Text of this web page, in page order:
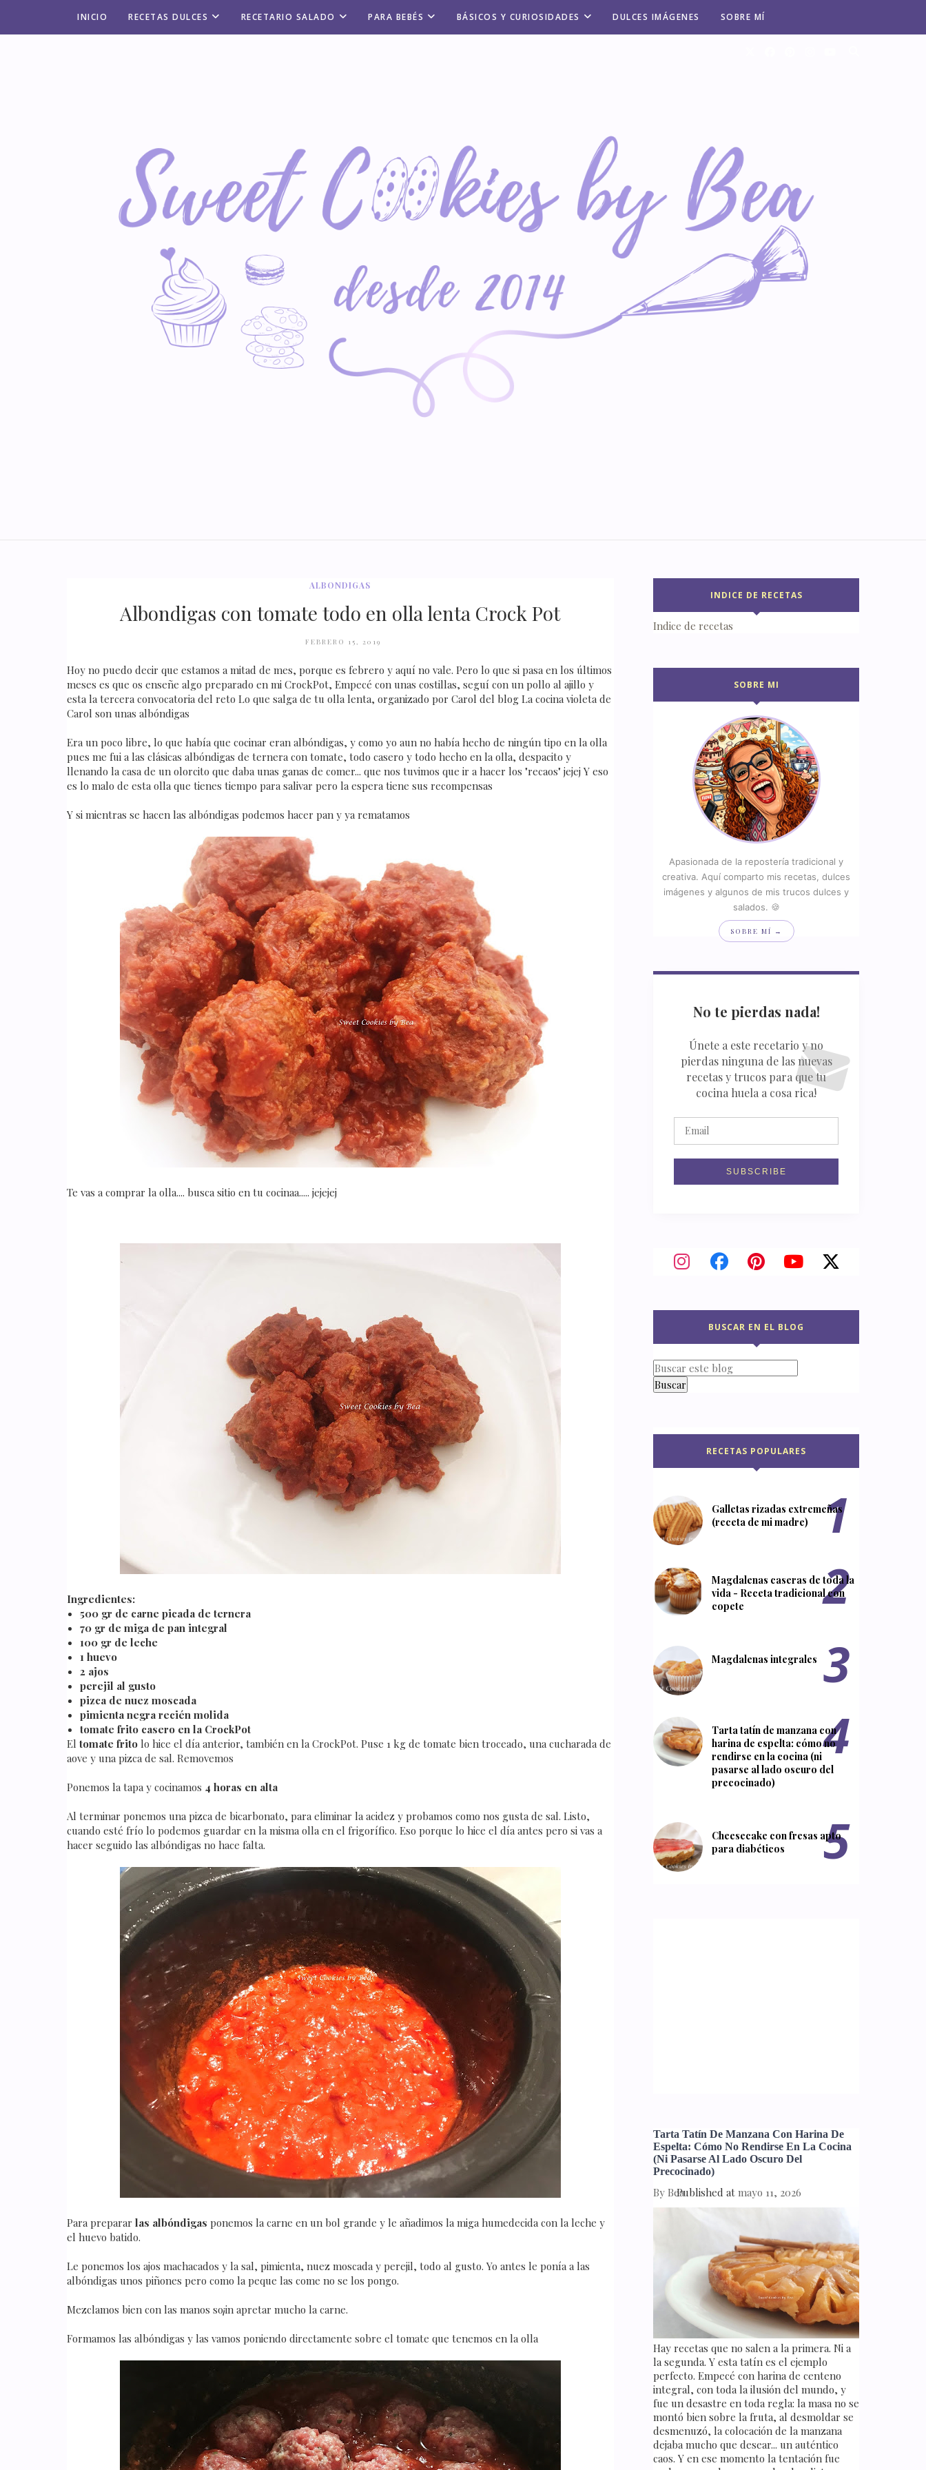
INICIO RECETAS DULCES RECETARIO SALADO PARA BEBÉS BÁSICOS Y CURIOSIDADES DULCES IMÁGENES SOBRE MÍ
ALBONDIGAS
Albondigas con tomate todo en olla lenta Crock Pot
FEBRERO 15, 2019
Hoy no puedo decir que estamos a mitad de mes, porque es febrero y aquí no vale. Pero lo que si pasa en los últimos
meses es que os enseñe algo preparado en mi CrockPot, Empecé con unas costillas, seguí con un pollo al ajillo y
esta la tercera convocatoria del reto Lo que salga de tu olla lenta, organizado por Carol del blog La cocina violeta de
Carol son unas albóndigas
Era un poco libre, lo que había que cocinar eran albóndigas, y como yo aun no había hecho de ningún tipo en la olla
pues me fui a las clásicas albóndigas de ternera con tomate, todo casero y todo hecho en la olla, despacito y
llenando la casa de un olorcito que daba unas ganas de comer... que nos tuvimos que ir a hacer los "recaos" jejej Y eso
es lo malo de esta olla que tienes tiempo para salivar pero la espera tiene sus recompensas
Y si mientras se hacen las albóndigas podemos hacer pan y ya rematamos
Te vas a comprar la olla.... busca sitio en tu cocinaa..... jejejej
Ingredientes:
500 gr de carne picada de ternera
70 gr de miga de pan integral
100 gr de leche
1 huevo
2 ajos
perejil al gusto
pizca de nuez moscada
pimienta negra recién molida
tomate frito casero en la CrockPot
El tomate frito lo hice el día anterior, también en la CrockPot. Puse 1 kg de tomate bien troceado, una cucharada de
aove y una pizca de sal. Removemos
Ponemos la tapa y cocinamos 4 horas en alta
Al terminar ponemos una pizca de bicarbonato, para eliminar la acidez y probamos como nos gusta de sal. Listo,
cuando esté frío lo podemos guardar en la misma olla en el frigorífico. Eso porque lo hice el día antes pero si vas a
hacer seguido las albóndigas no hace falta.
Para preparar las albóndigas ponemos la carne en un bol grande y le añadimos la miga humedecida con la leche y
el huevo batido.
Le ponemos los ajos machacados y la sal, pimienta, nuez moscada y perejil, todo al gusto. Yo antes le ponía a las
albóndigas unos piñones pero como la peque las come no se los pongo.
Mezclamos bien con las manos so¡in apretar mucho la carne.
Formamos las albóndigas y las vamos poniendo directamente sobre el tomate que tenemos en la olla
INDICE DE RECETAS
Indice de recetas
SOBRE MI
Apasionada de la repostería tradicional y
creativa. Aquí comparto mis recetas, dulces
imágenes y algunos de mis trucos dulces y
salados. 🍪
SOBRE MÍ →
No te pierdas nada!
Únete a este recetario y no
pierdas ninguna de las nuevas
recetas y trucos para que tu
cocina huela a cosa rica!
BUSCAR EN EL BLOG
RECETAS POPULARES
Galletas rizadas extremeñas
(receta de mi madre)
Magdalenas caseras de toda la
vida - Receta tradicional con
copete
Magdalenas integrales
Tarta tatín de manzana con
harina de espelta: cómo no
rendirse en la cocina (ni
pasarse al lado oscuro del
precocinado)
Cheesecake con fresas apto
para diabéticos
Tarta Tatín De Manzana Con Harina De
Espelta: Cómo No Rendirse En La Cocina
(ni Pasarse Al Lado Oscuro Del
Precocinado)
By BeaPublished at mayo 11, 2026
Hay recetas que no salen a la primera. Ni a
la segunda. Y esta tatín es el ejemplo
perfecto. Empecé con harina de centeno
integral, con toda la ilusión del mundo, y
fue un desastre en toda regla: la masa no se
montó bien sobre la fruta, al desmoldar se
desmenuzó, la colocación de la manzana
dejaba mucho que desear... un auténtico
caos. Y en ese momento la tentación fue